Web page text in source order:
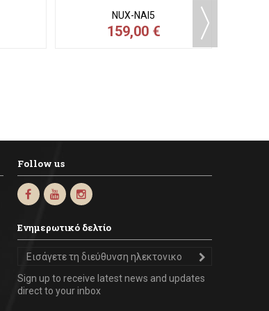
ΑΝΑΜΈΝΕΤΑΙ
Follow us
Ενημερωτικό δελτίο
Sign up to receive latest news and updates
direct to your inbox